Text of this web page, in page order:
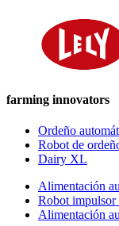
farming innovators
Ordeño
Robot de
Dairy XL
Alimentación
Robot impulsor
Alimentación